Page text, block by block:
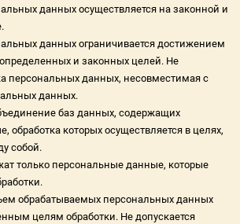
данных осуществляется на законной и
данных ограничивается достижением
и законных целей. Не
персональных данных, несовместимая с
данных.
баз данных, содержащих
обработка которых осуществляется в целях,
собой.
только персональные данные, которые
обрабатываемых персональных данных
целям обработки. Не допускается